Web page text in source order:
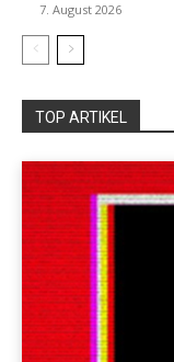
7. August 2026
TOP ARTIKEL